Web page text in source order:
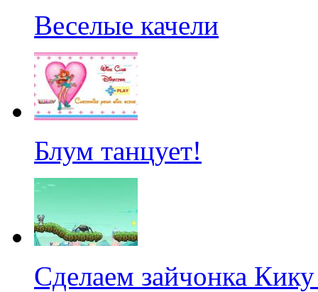
Веселые качели
Блум танцует!
Сделаем зайчонка